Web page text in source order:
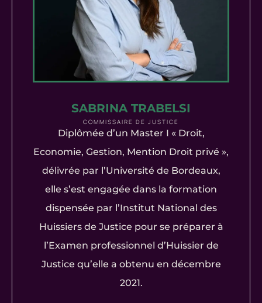
SABRINA TRABELSI
COMMISSAIRE DE JUSTICE
Diplômée d’un Master I « Droit,
Economie, Gestion, Mention Droit privé »,
délivrée par l’Université de Bordeaux,
elle s’est engagée dans la formation
dispensée par l’Institut National des
Huissiers de Justice pour se préparer à
l’Examen professionnel d’Huissier de
Justice qu’elle a obtenu en décembre
2021.